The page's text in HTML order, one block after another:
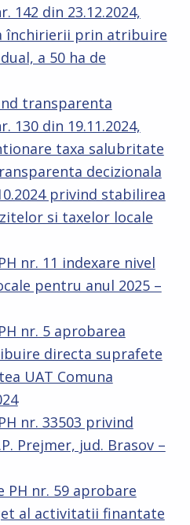
142 din 23.12.2024,
închirierii prin atribuire
a 50 ha de
transparenta
130 din 19.11.2024,
taxa salubritate
decizionala
privind stabilirea
si taxelor locale
nr. 11 indexare nivel
pentru anul 2025 –
nr. 5 aprobarea
directa suprafete
UAT Comuna
nr. 33503 privind
Prejmer, jud. Brasov –
PH nr. 59 aprobare
al activitatii finantate